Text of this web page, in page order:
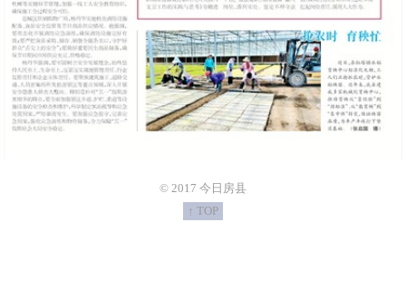
© 2017 今日房县
↑ TOP